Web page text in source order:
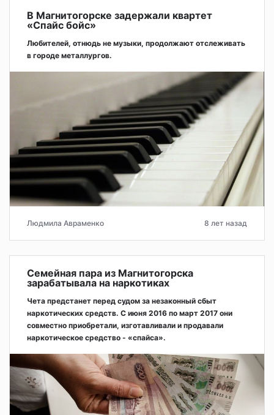
В Магнитогорске задержали квартет
«Спайс бойс»
Любителей, отнюдь не музыки, продолжают отслеживать
в городе металлургов.
Людмила Авраменко 8 лет назад
Семейная пара из Магнитогорска
зарабатывала на наркотиках
Чета предстанет перед судом за незаконный сбыт
наркотических средств. С июня 2016 по март 2017 они
совместно приобретали, изготавливали и продавали
наркотическое средство - «спайса».